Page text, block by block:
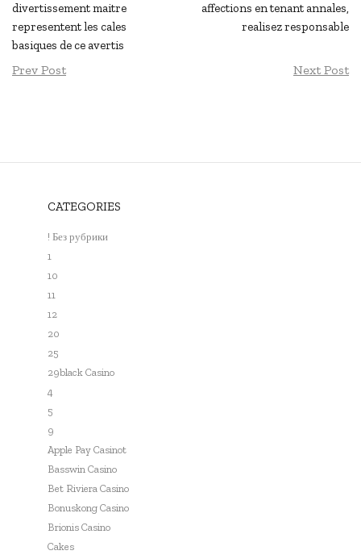
CATEGORIES
! Без рубрики
1
10
11
12
20
25
29black Casino
4
5
9
Apple Pay Casinot
Basswin Casino
Bet Riviera Casino
Bonuskong Casino
Brionis Casino
Cakes
divertissement maitre
representent les cales
basiques de ce avertis
Prev Post
affections en tenant annales,
realisez responsable
Next Post